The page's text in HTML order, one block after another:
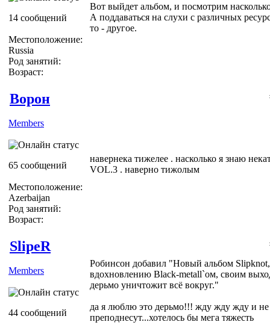
14 сообщений
Местоположение:
Russia
Род занятий:
Возраст:
Вот выйдет альбом, и посмотрим
А поддаваться на слухи с различных
то - другое.
Ворон
Members
65 сообщений
Местоположение:
Azerbaijan
Род занятий:
Возраст:
навернека тижелее . насколько я знаю
VOL.3 . наверно тижолым
SlipeR
Members
44 сообщений
Робинсон добавил "Новый альбом Slipknot,
вдохновлению Black-metall`ом, своим
дерьмо уничтожит всё вокруг."
да я люблю это дерьмо!!! жду жду жду и не
преподнесут...хотелось бы мега тяжесть